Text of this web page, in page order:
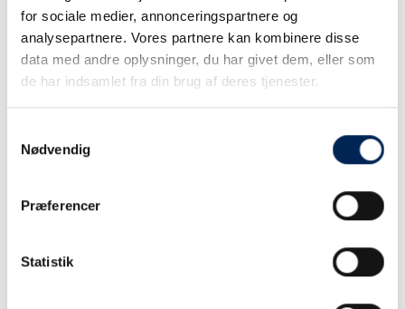
for sociale medier, annonceringspartnere og
analysepartnere. Vores partnere kan kombinere disse
data med andre oplysninger, du har givet dem, eller som
de har indsamlet fra din brug af deres tjenester.
Nødvendig
Præferencer
Statistik
Få trafikinformation på
sms
tjekke vores hjemmeside eller ringe til os.